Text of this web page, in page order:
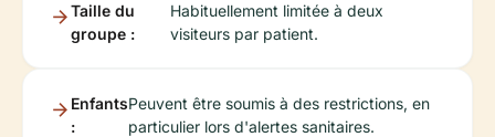
Taille du
groupe :
Habituellement limitée à deux
visiteurs par patient.
Enfants
:
Peuvent être soumis à des restrictions, en
particulier lors d'alertes sanitaires.